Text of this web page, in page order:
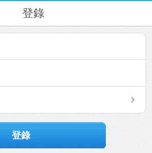
登錄
登錄